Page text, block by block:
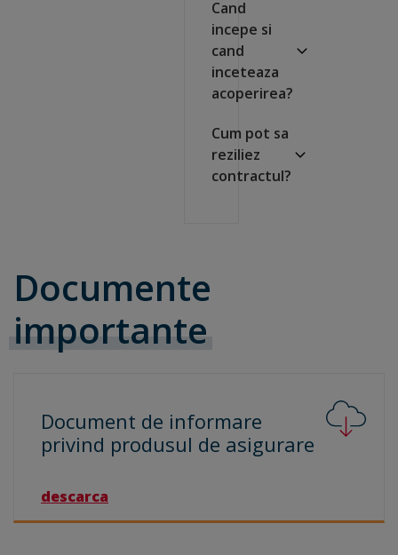
Cand
incepe si
cand
inceteaza
acoperirea?
Cum pot sa
reziliez
contractul?
Documente
importante
Document de informare
privind produsul de asigurare
descarca